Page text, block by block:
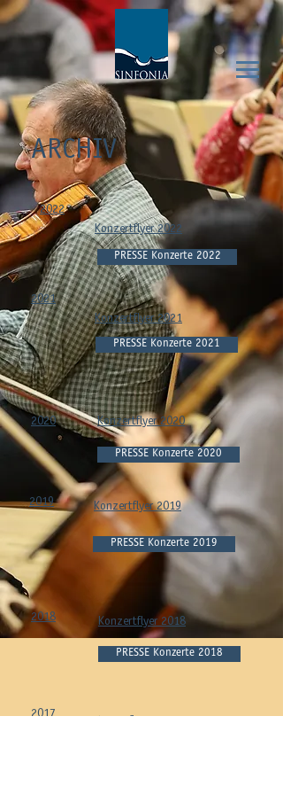
ARCHIV
2022
Konzertflyer 2022
PRESSE Konzerte 2022
2021
Konzertflyer 2021
PRESSE Konzerte 2021
2020 Konzertflyer 2020
PRESSE Konzerte 2020
2019 Konzertflyer 2019
PRESSE Konzerte 2019
2018 Konzertflyer 2018
PRESSE Konzerte 2018
2017